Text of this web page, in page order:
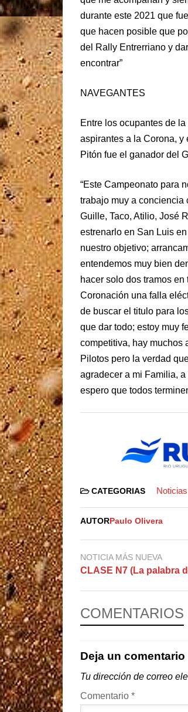
durante este 2021 que
que hacen posible que
del Rally Entrerriano y
encontrar”
NAVEGANTES
Entre los ocupantes de
aspirantes a la Corona, y
Pitón fue el ganador del
“Este Campeonato para
trabajo muy a conciencia
Guille, Taco, Atilio, José
estrenarlo en San Luis
nuestro objetivo;
entendemos muy bien
hacer solo dos tramos
Coronación una falla
de buscar el titulo para
que dar todo; estoy muy
competitiva, hay muchos
Pilotos pero la verdad
agradecer a mi Familia,
espero que todos
CATEGORIAS Noticias
AUTOR Paulo Olivera
NOTICIA MÁS NUEVA
CLASE N7 (La palabra
COMENTARIOS
Deja un comentario
Tu dirección de correo
Comentario *